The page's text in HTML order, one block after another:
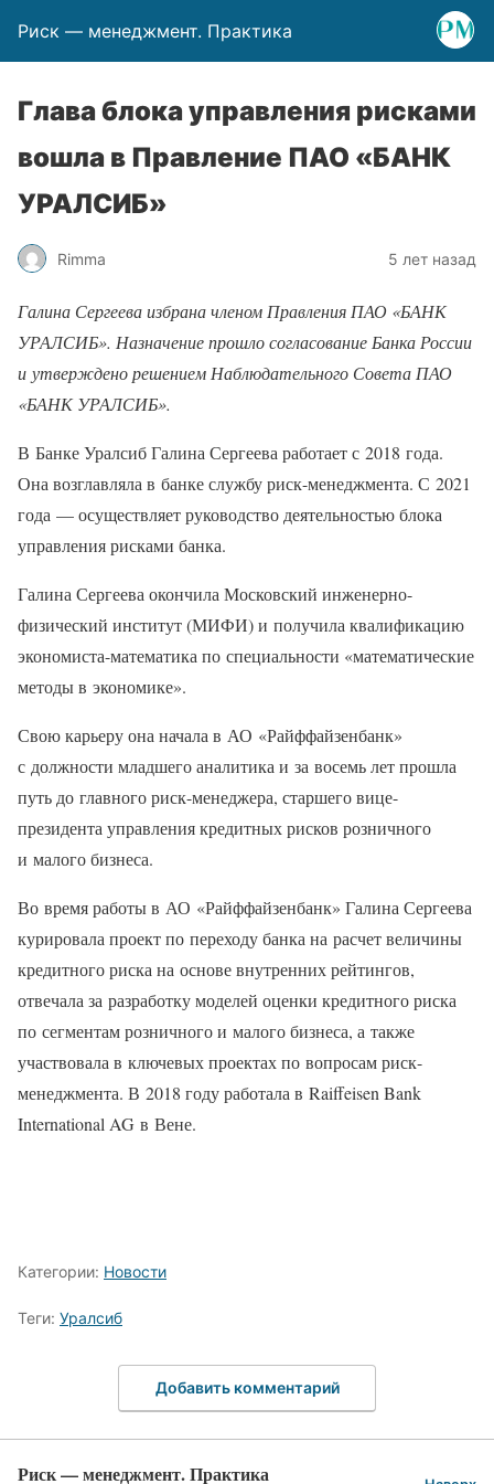
Риск — менеджмент. Практика
Глава блока управления рисками
вошла в Правление ПАО «БАНК
УРАЛСИБ»
Rimma 5 лет назад
Галина Сергеева избрана членом Правления ПАО «БАНК
УРАЛСИБ». Назначение прошло согласование Банка России
и утверждено решением Наблюдательного Совета ПАО
«БАНК УРАЛСИБ».
В Банке Уралсиб Галина Сергеева работает с 2018 года.
Она возглавляла в банке службу риск-менеджмента. С 2021
года — осуществляет руководство деятельностью блока
управления рисками банка.
Галина Сергеева окончила Московский инженерно-
физический институт (МИФИ) и получила квалификацию
экономиста-математика по специальности «математические
методы в экономике».
Свою карьеру она начала в АО «Райффайзенбанк»
с должности младшего аналитика и за восемь лет прошла
путь до главного риск-менеджера, старшего вице-
президента управления кредитных рисков розничного
и малого бизнеса.
Во время работы в АО «Райффайзенбанк» Галина Сергеева
курировала проект по переходу банка на расчет величины
кредитного риска на основе внутренних рейтингов,
отвечала за разработку моделей оценки кредитного риска
по сегментам розничного и малого бизнеса, а также
участвовала в ключевых проектах по вопросам риск-
менеджмента. В 2018 году работала в Raiffeisen Bank
International AG в Вене.
Категории: Новости
Теги: Уралсиб
Добавить комментарий
Риск — менеджмент. Практика